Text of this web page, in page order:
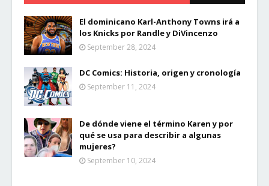
El dominicano Karl-Anthony Towns irá a
los Knicks por Randle y DiVincenzo
September 28, 2024
DC Comics: Historia, origen y cronología
September 11, 2024
De dónde viene el término Karen y por
qué se usa para describir a algunas
mujeres?
September 10, 2024